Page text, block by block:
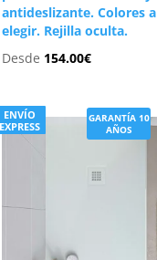
antideslizante. Colores a
elegir. Rejilla oculta.
Desde 154.00€
ENVÍO
GARANTÍA 10
AÑOS